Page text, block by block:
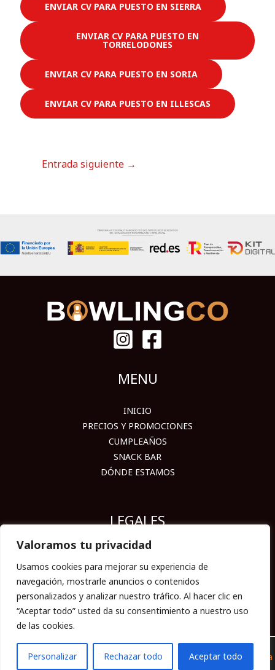
Valoramos tu privacidad
Usamos cookies para mejorar su experiencia de
navegación, mostrarle anuncios o contenidos
personalizados y analizar nuestro tráfico. Al hacer clic en
“Aceptar todo” usted da su consentimiento a nuestro uso
de las cookies.
Personalizar Rechazar todo Aceptar todo
ENVIAR CV PARA PUESTO EN SIERRA
ENVIAR CV PARA PUESTO EN
TORRELODONES
ENVIAR CV PARA PUESTO EN SORIA
ENVIAR CV PARA PUESTO EN ILLESCAS
Entrada siguiente →
MENU
INICIO
PRECIOS Y PROMOCIONES
CUMPLEAÑOS
SNACK BAR
DÓNDE ESTAMOS
LEGALES
ACCESIBILIDAD
AVISO LEGAL
POLÍTICAS DE COOKIES
POLÍTICAS DE PRIVACIDAD
© 2026 BOWLING Co | Desarrollado por Memorándum Tecnologia
ES